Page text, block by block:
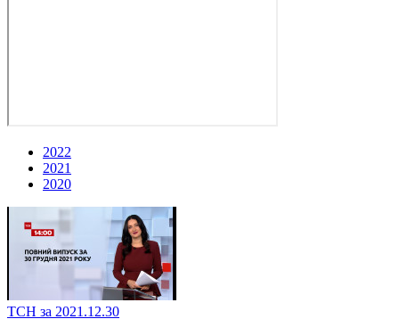
2022
2021
2020
ТСН за 2021.12.30